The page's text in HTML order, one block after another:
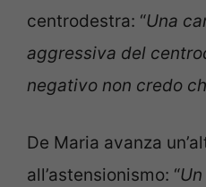
centrodestra: “Una
aggressiva del
negativo non credo
De Maria avanza
all’astensionismo: “